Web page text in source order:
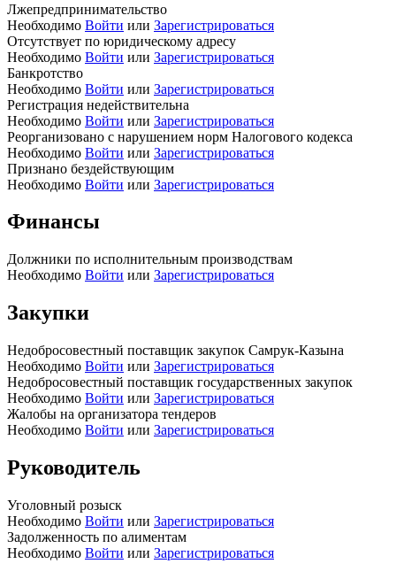
Лжепредпринимательство
Необходимо Войти или Зарегистрироваться
Отсутствует по юридическому адресу
Необходимо Войти или Зарегистрироваться
Банкротство
Необходимо Войти или Зарегистрироваться
Регистрация недействительна
Необходимо Войти или Зарегистрироваться
Реорганизовано с нарушением норм Налогового кодекса
Необходимо Войти или Зарегистрироваться
Признано бездействующим
Необходимо Войти или Зарегистрироваться
Финансы
Должники по исполнительным производствам
Необходимо Войти или Зарегистрироваться
Закупки
Недобросовестный поставщик закупок Самрук-Казына
Необходимо Войти или Зарегистрироваться
Недобросовестный поставщик государственных закупок
Необходимо Войти или Зарегистрироваться
Жалобы на организатора тендеров
Необходимо Войти или Зарегистрироваться
Руководитель
Уголовный розыск
Необходимо Войти или Зарегистрироваться
Задолженность по алиментам
Необходимо Войти или Зарегистрироваться